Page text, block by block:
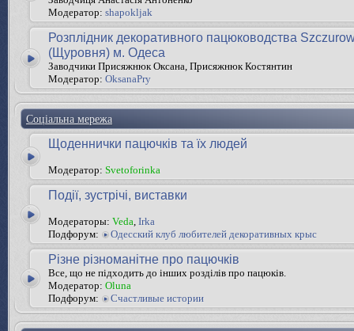
Модератор: shapokljak
Розплідник декоративного пацюководства
(Щуровня) м. Одеса
Заводчики Присяжнюк Оксана, Присяжнюк Костянтин
Модератор: OksanaPry
Соціальна мережа
Щоденнички пацючків та їх людей
Модератор: Svetoforinka
Події, зустрічі, виставки
Модераторы: Veda, Irka
Подфорум:
Одесский клуб любителей декоративных крыс
Різне різноманітне про пацючків
Все, що не підходить до інших розділів про пацюків.
Модератор: Oluna
Подфорум:
Счастливые истории